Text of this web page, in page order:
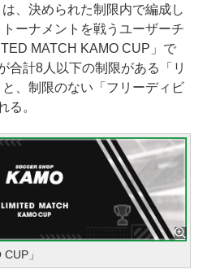
、決められた制限内で編成し
ーナメントを戦うユーザーチ
MATCH KAMO CUP」で
計8人以下の制限がある「リ
、制限のない「フリーディビ
る。
」